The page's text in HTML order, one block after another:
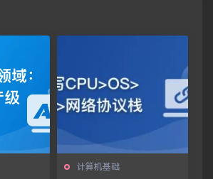
计算机基础